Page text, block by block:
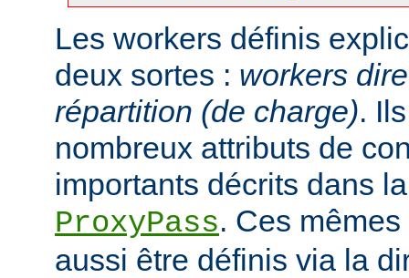
Les workers définis
deux sortes : workers
répartition (de charge).
nombreux attributs de
importants décrits dans
ProxyPass. Ces
aussi être définis via la